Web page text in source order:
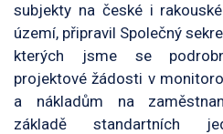
subjekty na české i
území, připravil Společný
kterých jsme se
projektové žádosti v
a nákladům na
základě standartních